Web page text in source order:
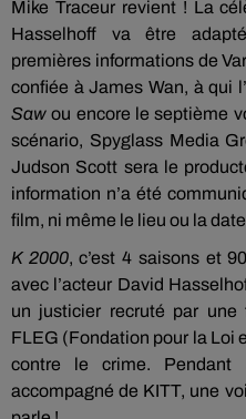
Mike Traceur revient ! La
Hasselhoff va être
premières informations de
confiée à James Wan, à qui
Saw ou encore le septième
scénario, Spyglass Media
Judson Scott sera le
information n’a été
film, ni même le lieu ou la
K 2000, c’est 4 saisons et
avec l’acteur David
un justicier recruté par une
FLEG (Fondation pour la Loi
contre le crime.
accompagné de KITT, une